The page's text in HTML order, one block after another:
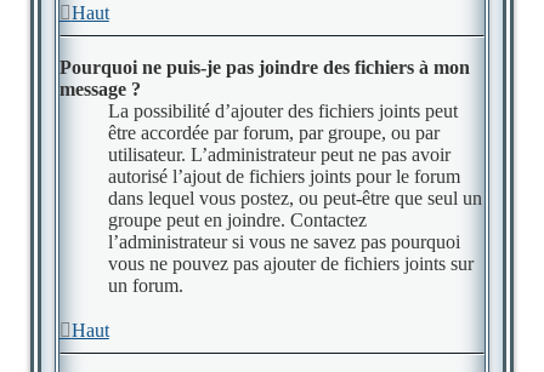
Haut
Pourquoi ne puis-je pas joindre des fichiers à mon
message ?
La possibilité d’ajouter des fichiers joints peut
être accordée par forum, par groupe, ou par
utilisateur. L’administrateur peut ne pas avoir
autorisé l’ajout de fichiers joints pour le forum
dans lequel vous postez, ou peut-être que seul un
groupe peut en joindre. Contactez
l’administrateur si vous ne savez pas pourquoi
vous ne pouvez pas ajouter de fichiers joints sur
un forum.
Haut